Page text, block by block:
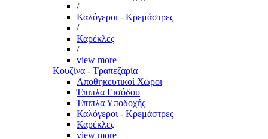
/
Καλόγεροι - Κρεμάστρες
/
Καρέκλες
/
view more
Κουζίνα - Τραπεζαρία
Αποθηκευτικοί Χώροι
Έπιπλα Εισόδου
Έπιπλα Υποδοχής
Καλόγεροι - Κρεμάστρες
Καρέκλες
view more